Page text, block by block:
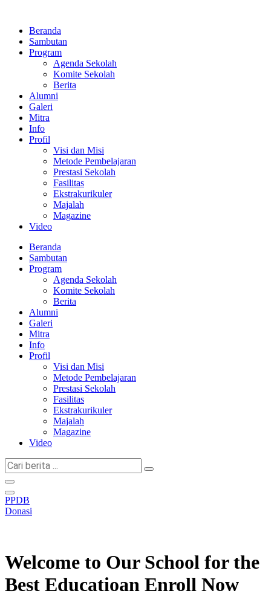
kontenBeranda
Sambutan
Program
Agenda Sekolah
Komite Sekolah
Berita
Alumni
Galeri
Mitra
Info
Profil
Visi dan Misi
Metode Pembelajaran
Prestasi Sekolah
Fasilitas
Ekstrakurikuler
Majalah
Magazine
Video
Beranda
Sambutan
Program
Agenda Sekolah
Komite Sekolah
Berita
Alumni
Galeri
Mitra
Info
Profil
Visi dan Misi
Metode Pembelajaran
Prestasi Sekolah
Fasilitas
Ekstrakurikuler
Majalah
Magazine
Video
Cari
berita
...
PPDB
Donasi
Welcome to Our School for the
Best Educatioan Enroll Now